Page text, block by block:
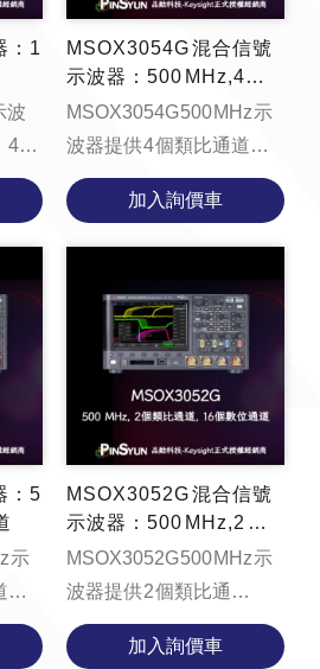
：1
波
4
新速
的
MSOX3054G 混合信號
示波器：500 MHz,4個
類比通道和 16 個數位通
道
MSOX3054G 500 MHz 示
波器提供 4 個類比通道、
16 個數位通道、4 Mpts 記
憶體、每秒 1,000,000 個
波形的更新速率、支援區
加入詢價車
：5
示
4
新速
MSOX3052G 混合信號
示波器：500 MHz,2 個
類比通道和 16 個數位通
道
MSOX3052G 500 MHz 示
波器提供 2 個類比通
道、、16 個數位通道、4
Mpts 記憶體、每秒
加入詢價車